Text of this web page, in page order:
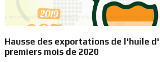
Hausse des exportations de l'huile
premiers mois de 2020